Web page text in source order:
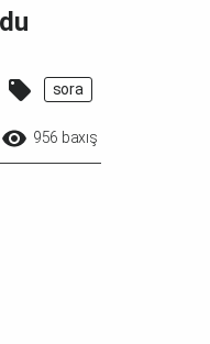
sora
956 baxış